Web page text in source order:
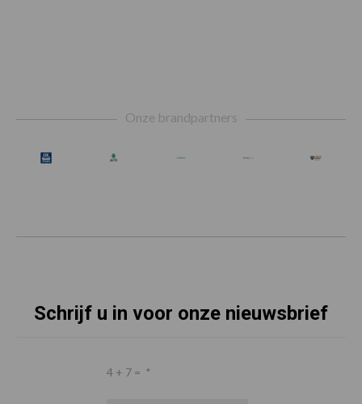
Onze brandpartners
Schrijf u in voor onze nieuwsbrief
4 + 7 = *